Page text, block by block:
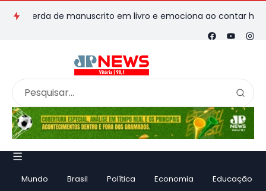
de manuscrito em livro e emociona ao contar história
Mundo Brasil Política Economia Educação